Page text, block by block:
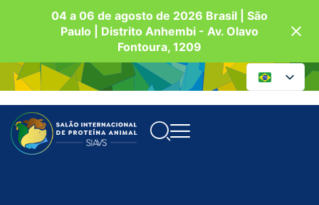
04 a 06 de agosto de 2026 Brasil | São
Paulo | Distrito Anhembi - Av. Olavo
Fontoura, 1209